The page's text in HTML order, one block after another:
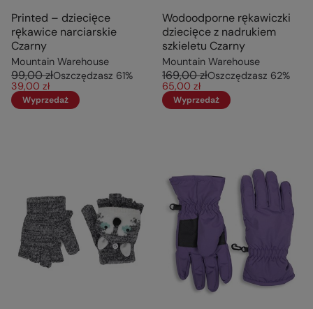
Printed – dziecięce
rękawice narciarskie
Czarny
Mountain Warehouse
99,00 złOszczędzasz 61%
39,00 zł
Wyprzedaż
Wodoodporne rękawiczki
dziecięce z nadrukiem
szkieletu Czarny
Mountain Warehouse
169,00 złOszczędzasz 62%
65,00 zł
Wyprzedaż